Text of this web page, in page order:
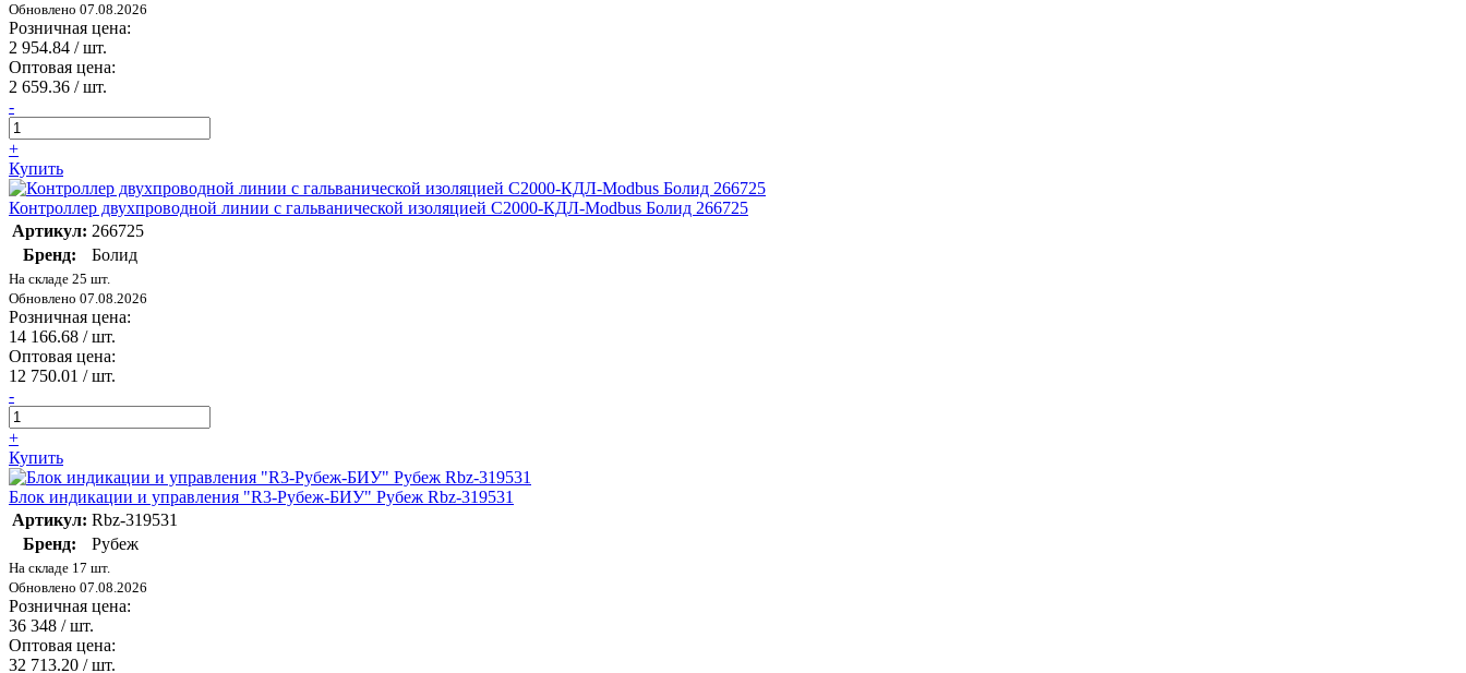
Обновлено 07.08.2026
Розничная цена:
2 954.84 / шт.
Оптовая цена:
2 659.36 / шт.
-
+
Купить
Контроллер двухпроводной линии с гальванической изоляцией С2000-КДЛ-Modbus Болид 266725
Артикул: 266725
Бренд:
Болид
На складе 25 шт.
Обновлено 07.08.2026
Розничная цена:
14 166.68 / шт.
Оптовая цена:
12 750.01 / шт.
-
+
Купить
Блок индикации и управления "R3-Рубеж-БИУ" Рубеж Rbz-319531
Артикул: Rbz-319531
Бренд:
Рубеж
На складе 17 шт.
Обновлено 07.08.2026
Розничная цена:
36 348 / шт.
Оптовая цена:
32 713.20 / шт.